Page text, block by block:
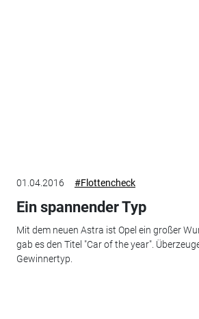
01.04.2016 #Flottencheck
Ein spannender Typ
Mit dem neuen Astra ist Opel ein großer
gab es den Titel "Car of the year".
Gewinnertyp.